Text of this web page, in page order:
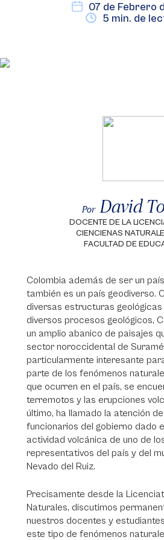
07 de Febrero
5 min. de
Por David
DOCENTE DE LA
CIENCIENAS
FACULTAD DE
Colombia además de ser un
también es un país geodiverso.
diversas estructuras
diversos procesos geológicos,
un amplio abanico de paisajes
sector noroccidental de
particularmente interesante
parte de los fenómenos
que ocurren en el país, se
terremotos y las erupciones
último, ha llamado la atención
funcionarios del gobierno dado
actividad volcánica de uno de
representativos del país y del
Nevado del Ruiz.
Precisamente desde la
Naturales, discutimos
nuestros docentes y
este tipo de fenómenos